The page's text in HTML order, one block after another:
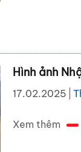
Hình ảnh
17.02.2025
Xem thêm